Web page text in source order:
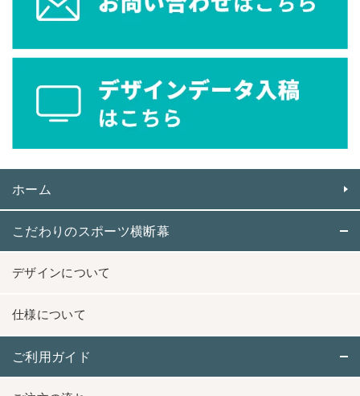
ホーム
こだわりのスポーツ横断幕
デザインについて
仕様について
ご利用ガイド